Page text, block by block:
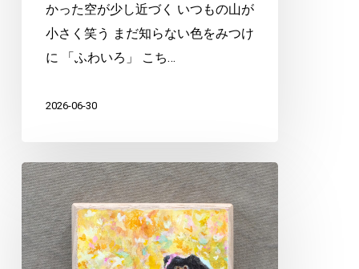
かった空が少し近づく いつもの山が
小さく笑う まだ知らない色をみつけ
に 「ふわいろ」 こち…
2026-06-30
花
咲
く
森